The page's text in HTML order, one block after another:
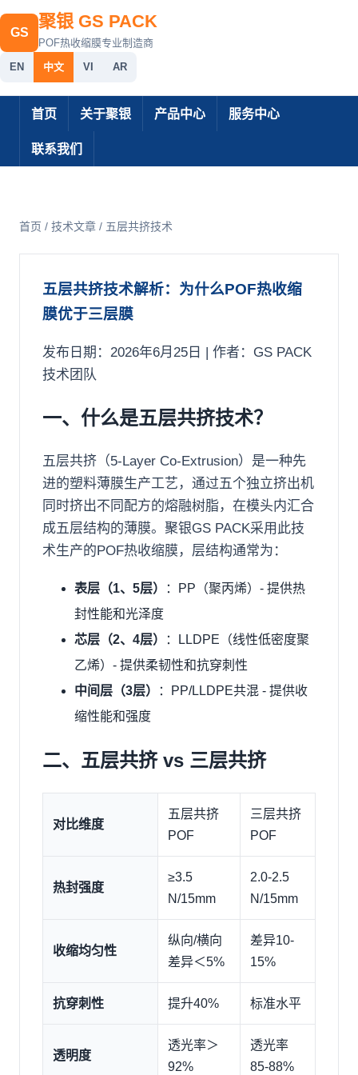
GS
聚银 GS PACK
POF热收缩膜专业制造商
EN
中文 VI AR
首页 关于聚银 产品中心 服务中心
联系我们
首页 / 技术文章 / 五层共挤技术
五层共挤技术解析：为什么POF热收缩
膜优于三层膜
发布日期：2026年6月25日 | 作者：GS PACK
技术团队
一、什么是五层共挤技术？
五层共挤（5-Layer Co-Extrusion）是一种先
进的塑料薄膜生产工艺，通过五个独立挤出机
同时挤出不同配方的熔融树脂，在模头内汇合
成五层结构的薄膜。聚银GS PACK采用此技
术生产的POF热收缩膜，层结构通常为：
表层（1、5层）
：PP（聚丙烯）- 提供热
封性能和光泽度
芯层（2、4层）
：LLDPE（线性低密度聚
乙烯）- 提供柔韧性和抗穿刺性
中间层（3层）
：PP/LLDPE共混 - 提供收
缩性能和强度
二、五层共挤 vs 三层共挤
对比维度
五层共挤
POF
三层共挤
POF
热封强度
≥3.5
N/15mm
2.0-2.5
N/15mm
收缩均匀性
纵向/横向
差异＜5%
差异10-
15%
抗穿刺性 提升40% 标准水平
透明度
透光率＞
92%
透光率
85-88%